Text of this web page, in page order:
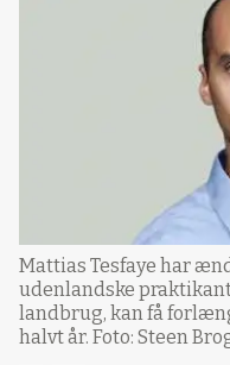
Mattias Tesfaye har
udenlandske
landbrug, kan få
halvt år. Foto: Steen